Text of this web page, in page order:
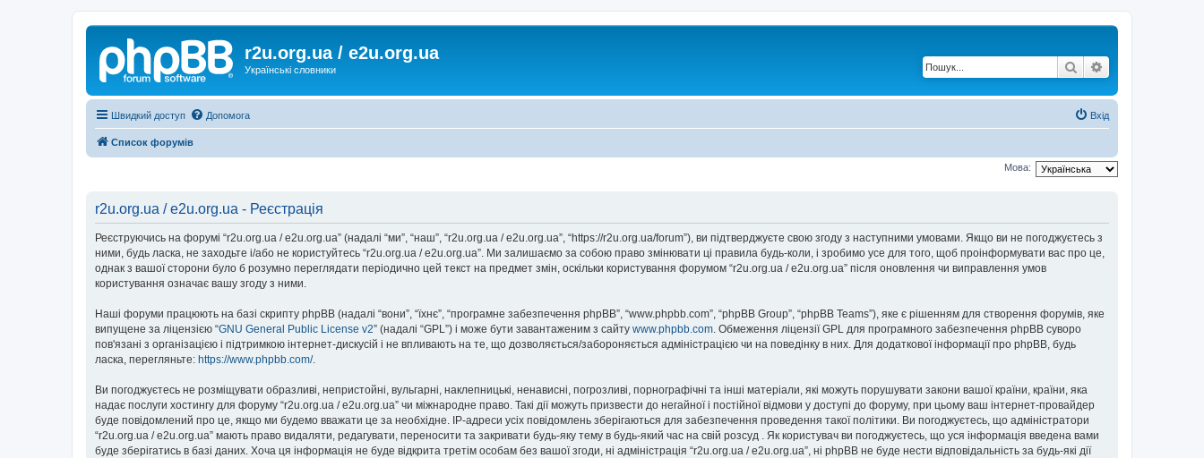
r2u.org.ua / e2u.org.ua
Українські словники Пошук
Швидкий доступ Допомога Вхід
Список форумів
Мова:
r2u.org.ua / e2u.org.ua - Реєстрація
Реєструючись на форумі “r2u.org.ua / e2u.org.ua” (надалі “ми”, “наш”, “r2u.org.ua / e2u.org.ua”, “https://r2u.org.ua/forum”), ви підтверджуєте свою згоду з наступними умовами. Якщо ви не погоджуєтесь з
ними, будь ласка, не заходьте і/або не користуйтесь “r2u.org.ua / e2u.org.ua”. Ми залишаємо за собою право змінювати ці правила будь-коли, і зробимо усе для того, щоб проінформувати вас про це,
однак з вашої сторони було б розумно переглядати періодично цей текст на предмет змін, оскільки користування форумом “r2u.org.ua / e2u.org.ua” після оновлення чи виправлення умов
користування означає вашу згоду з ними.
Наші форуми працюють на базі скрипту phpBB (надалі “вони”, “їхнє”, “програмне забезпечення phpBB”, “www.phpbb.com”, “phpBB Group”, “phpBB Teams”), яке є рішенням для створення форумів, яке
випущене за ліцензією “GNU General Public License v2” (надалі “GPL”) і може бути завантаженим з сайту www.phpbb.com. Обмеження ліцензії GPL для програмного забезпечення phpBB суворо
пов'язані з організацією і підтримкою інтернет-дискусій і не впливають на те, що дозволяється/забороняється адміністрацією чи на поведінку в них. Для додаткової інформації про phpBB, будь
ласка, перегляньте: https://www.phpbb.com/.
Ви погоджуєтесь не розміщувати образливі, непристойні, вульгарні, наклепницькі, ненависні, погрозливі, порнографічні та інші матеріали, які можуть порушувати закони вашої країни, країни, яка
надає послуги хостингу для форуму “r2u.org.ua / e2u.org.ua” чи міжнародне право. Такі дії можуть призвести до негайної і постійної відмови у доступі до форуму, при цьому ваш інтернет-провайдер
буде повідомлений про це, якщо ми будемо вважати це за необхідне. IP-адреси усіх повідомлень зберігаються для забезпечення проведення такої політики. Ви погоджуєтесь, що адміністратори
“r2u.org.ua / e2u.org.ua” мають право видаляти, редагувати, переносити та закривати будь-яку тему в будь-який час на свій розсуд . Як користувач ви погоджуєтесь, що уся інформація введена вами
буде зберігатись в базі даних. Хоча ця інформація не буде відкрита третім особам без вашої згоди, ні адміністрація “r2u.org.ua / e2u.org.ua”, ні phpBB не буде нести відповідальність за будь-які дії